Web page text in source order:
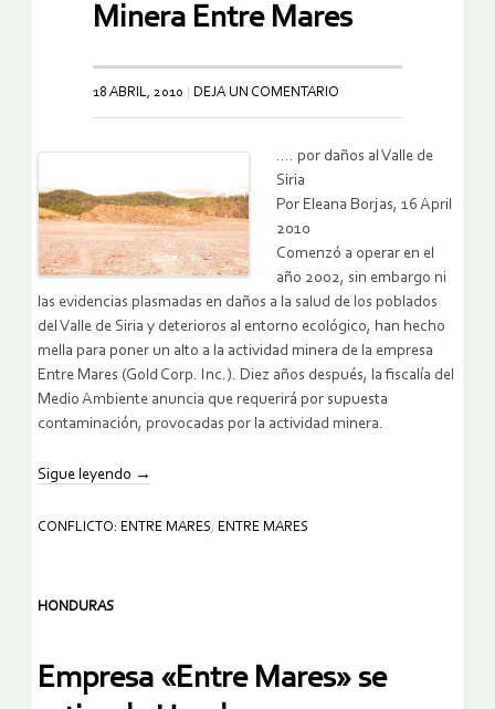
Minera Entre Mares
18 ABRIL, 2010 DEJA UN COMENTARIO
…. por daños al Valle de
Siria
Por Eleana Borjas, 16 April
2010
Comenzó a operar en el
año 2002, sin embargo ni
las evidencias plasmadas en daños a la salud de los poblados
del Valle de Siria y deterioros al entorno ecológico, han hecho
mella para poner un alto a la actividad minera de la empresa
Entre Mares (Gold Corp. Inc.). Diez años después, la fiscalía del
Medio Ambiente anuncia que requerirá por supuesta
contaminación, provocadas por la actividad minera.
Sigue leyendo →
CONFLICTO: ENTRE MARES, ENTRE MARES
HONDURAS
Empresa «Entre Mares» se